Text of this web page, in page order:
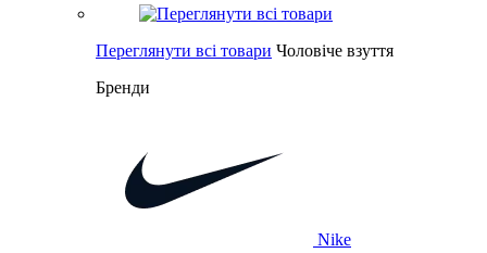
Переглянути всі товари Чоловіче взуття
Бренди
Nike